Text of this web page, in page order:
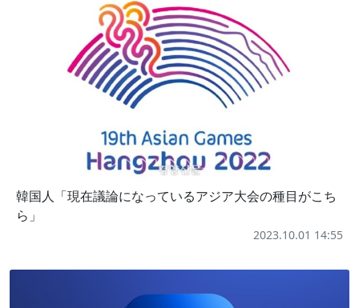
韓国人「現在議論になっているアジア大会の種目がこち
ら」
2023.10.01 14:55